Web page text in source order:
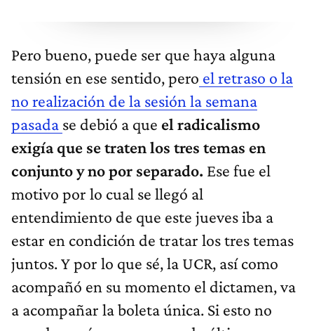
Pero bueno, puede ser que haya alguna
tensión en ese sentido, pero el retraso o la
no realización de la sesión la semana
pasada se debió a que el radicalismo
exigía que se traten los tres temas en
conjunto y no por separado. Ese fue el
motivo por lo cual se llegó al
entendimiento de que este jueves iba a
estar en condición de tratar los tres temas
juntos. Y por lo que sé, la UCR, así como
acompañó en su momento el dictamen, va
a acompañar la boleta única. Si esto no